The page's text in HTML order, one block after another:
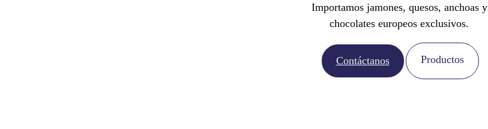
Importamos jamones, quesos, anchoas y
chocolates europeos exclusivos.
Contáctanos Productos